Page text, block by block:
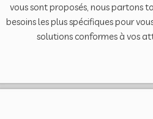
vous sont proposés, nous partons
besoins les plus spécifiques pour
solutions conformes à vos